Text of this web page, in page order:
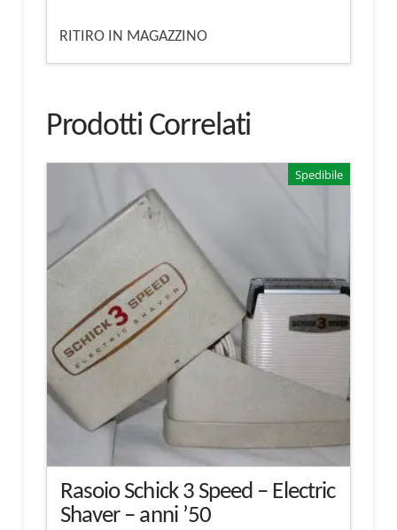
RITIRO IN MAGAZZINO
Prodotti Correlati
Spedibile
Rasoio Schick 3 Speed – Electric
Shaver – anni ’50